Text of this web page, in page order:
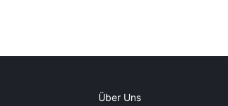
Über Uns